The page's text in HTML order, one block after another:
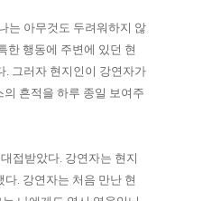
는 아무것도 두려워하지 않
한 행동에 주변에 있던 현
. 그러자 현지인이 강연자가
의 흔적을 하루 종일 보여주
접받았다. 강연자는 현지
다. 강연자는 처음 만난 현